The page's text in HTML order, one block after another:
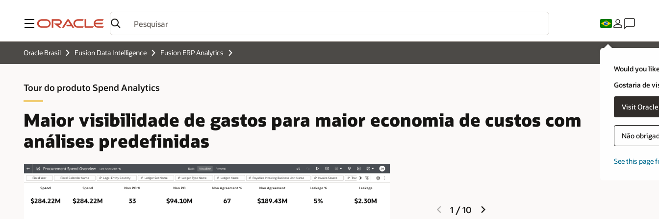
Menu
Would you
Gostaria de
Visit
Não
See this page
Oracle Brasil Fusion Data Intelligence Fusion ERP Analytics
Tour do produto Spend Analytics
Maior visibilidade de gastos para maior economia de custos com
análises predefinidas
previous
slide
1 /10